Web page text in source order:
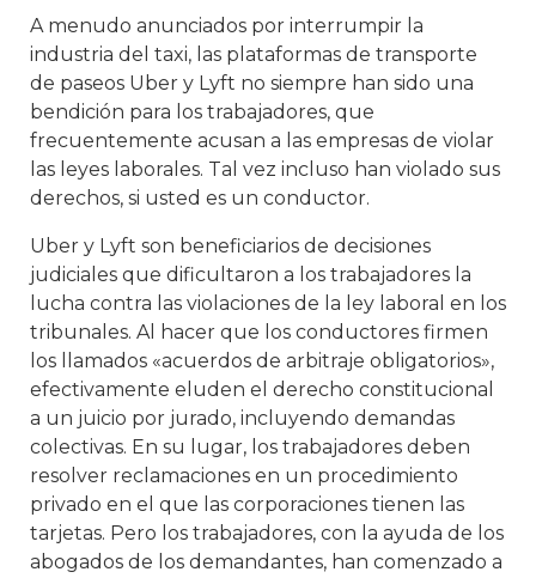
A menudo anunciados por interrumpir la
industria del taxi, las plataformas de transporte
de paseos Uber y Lyft no siempre han sido una
bendición para los trabajadores, que
frecuentemente acusan a las empresas de violar
las leyes laborales. Tal vez incluso han violado sus
derechos, si usted es un conductor.
Uber y Lyft son beneficiarios de decisiones
judiciales que dificultaron a los trabajadores la
lucha contra las violaciones de la ley laboral en los
tribunales. Al hacer que los conductores firmen
los llamados «acuerdos de arbitraje obligatorios»,
efectivamente eluden el derecho constitucional
a un juicio por jurado, incluyendo demandas
colectivas. En su lugar, los trabajadores deben
resolver reclamaciones en un procedimiento
privado en el que las corporaciones tienen las
tarjetas. Pero los trabajadores, con la ayuda de los
abogados de los demandantes, han comenzado a